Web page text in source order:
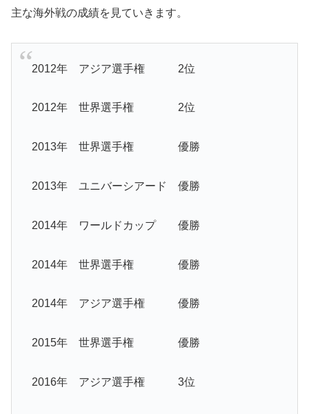
主な海外戦の成績を見ていきます。
2012年 アジア選手権 2位
2012年 世界選手権 2位
2013年 世界選手権 優勝
2013年 ユニバーシアード 優勝
2014年 ワールドカップ 優勝
2014年 世界選手権 優勝
2014年 アジア選手権 優勝
2015年 世界選手権 優勝
2016年 アジア選手権 3位